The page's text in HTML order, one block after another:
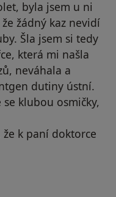
byla jsem u ni
žádný kaz nevidí
Šla jsem si tedy
která mi našla
neváhala a
dutiny ústní.
klubou osmičky,
k paní doktorce